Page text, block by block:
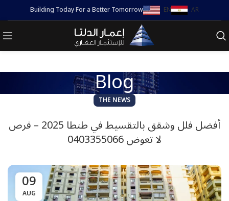
Building Today For a Better Tomorrow EN AR
Blog
THE NEWS
أفضل فلل وشقق بالتقسيط في طنطا 2025 – فرص
لا تعوض 0403355066
09
AUG